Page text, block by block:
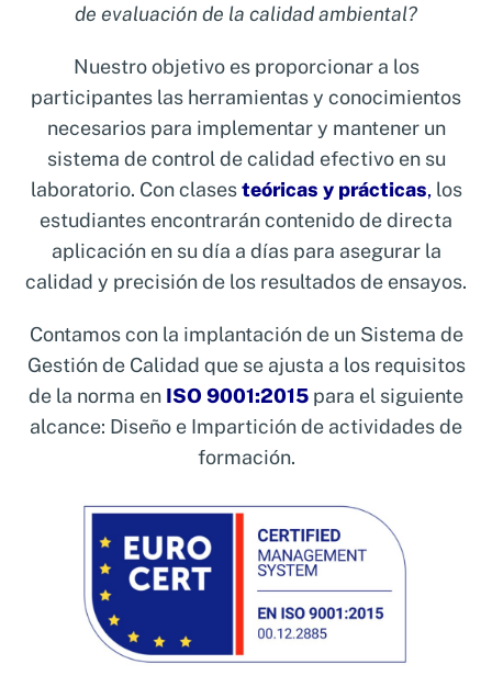
de evaluación de la calidad ambiental?
Nuestro objetivo es proporcionar a los
participantes las herramientas y conocimientos
necesarios para implementar y mantener un
sistema de control de calidad efectivo en su
laboratorio. Con clasesteóricas y prácticas,los
estudiantes encontrarán contenido de directa
aplicación en su día a días para asegurar la
calidad y precisión de los resultados de ensayos.
Contamos con la implantación de un Sistema de
Gestión de Calidad que se ajusta a los requisitos
de la norma en ISO 9001:2015 para el siguiente
alcance: Diseño e Impartición de actividades de
formación.